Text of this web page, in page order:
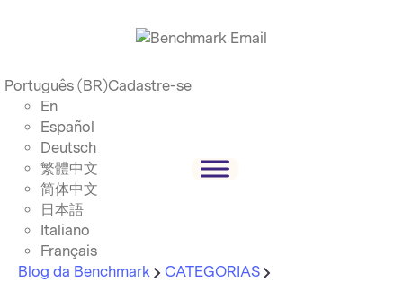
Português (BR)
En
Español
Deutsch
繁體中文
简体中文
日本語
Italiano
Français
Cadastre-se
Blog da Benchmark CATEGORIAS